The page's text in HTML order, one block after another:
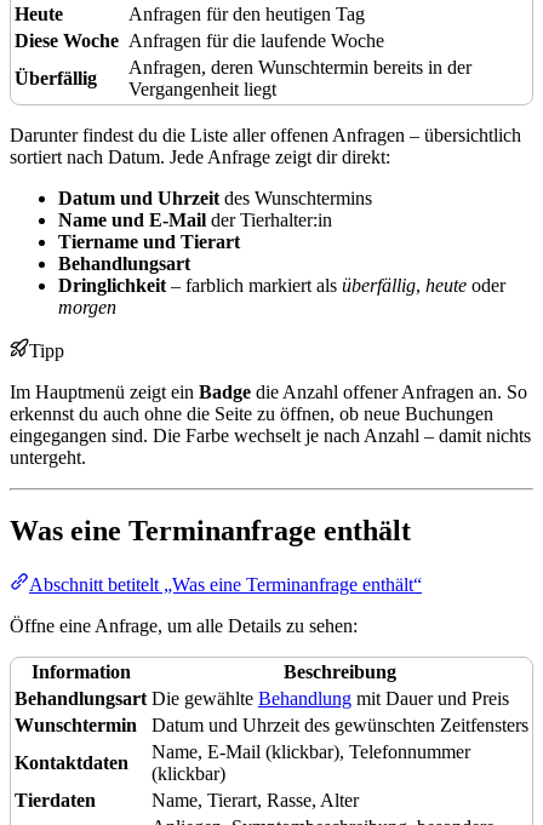
Heute
Anfragen für den heutigen Tag
Diese Woche Anfragen für die laufende Woche
Überfällig
Anfragen, deren Wunschtermin bereits in der
Vergangenheit liegt
Darunter findest du die Liste aller offenen Anfragen – übersichtlich
sortiert nach Datum. Jede Anfrage zeigt dir direkt:
Datum und Uhrzeit des Wunschtermins
Name und E-Mail der Tierhalter:in
Tiername und Tierart
Behandlungsart
Dringlichkeit – farblich markiert als überfällig, heute oder
morgen
Tipp
Im Hauptmenü zeigt ein Badge die Anzahl offener Anfragen an. So
erkennst du auch ohne die Seite zu öffnen, ob neue Buchungen
eingegangen sind. Die Farbe wechselt je nach Anzahl – damit nichts
untergeht.
Was eine Terminanfrage enthält
Abschnitt betitelt „Was eine Terminanfrage enthält“
Öffne eine Anfrage, um alle Details zu sehen:
Information
Beschreibung
Behandlungsart Die gewählte Behandlung mit Dauer und Preis
Wunschtermin
Datum und Uhrzeit des gewünschten Zeitfensters
Kontaktdaten
Name, E-Mail (klickbar), Telefonnummer
(klickbar)
Tierdaten
Name, Tierart, Rasse, Alter